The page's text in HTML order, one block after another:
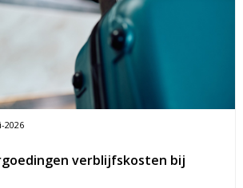
2026
verblijfskosten bij